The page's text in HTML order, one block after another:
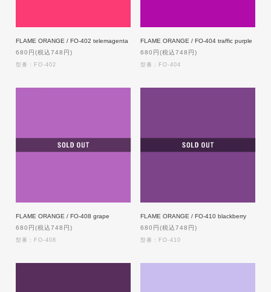
FLAME ORANGE / FO-402 telemagenta
680円(税込748円)
型番：FO-402
FLAME ORANGE / FO-404 traffic purple
680円(税込748円)
型番：FO-404
FLAME ORANGE / FO-408 grape
680円(税込748円)
型番：FO-408
FLAME ORANGE / FO-410 blackberry
680円(税込748円)
型番：FO-410